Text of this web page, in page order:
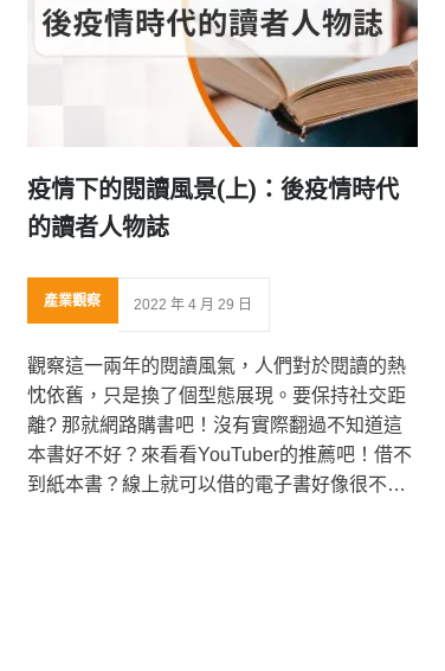
疫情下的閱讀風景(上)：後疫情時代
的讀者人物誌
產業觀察 2022 年 4 月 29 日
觀察這一兩年的閱讀風氣，人們對於閱讀的熱
忱依舊，只是換了個型態展現。要保持社交距
離? 那就網路購書吧！沒有實際翻過不知道這
本書好不好？來看看YouTuber的推薦吧！借不
到紙本書？線上就可以借的電子書好像很不